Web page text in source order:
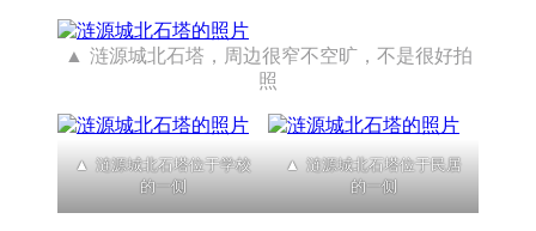
涟源城北石塔，周边很窄不空旷，不是很好拍
照
涟源城北石塔位于学校
的一侧
涟源城北石塔位于民居
的一侧